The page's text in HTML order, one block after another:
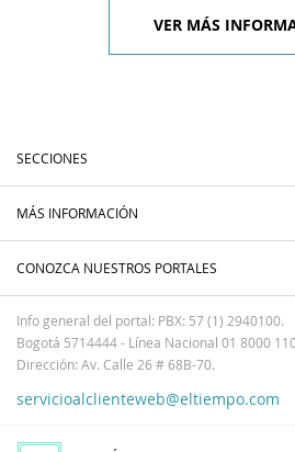
VER MÁS
SECCIONES
MÁS INFORMACIÓN
CONOZCA NUESTROS PORTALES
Info general del portal: PBX: 57 (1) 2940100.
Bogotá 5714444 - Línea Nacional 01 8000
Dirección: Av. Calle 26 # 68B-70.
servicioalclienteweb@eltiempo.com